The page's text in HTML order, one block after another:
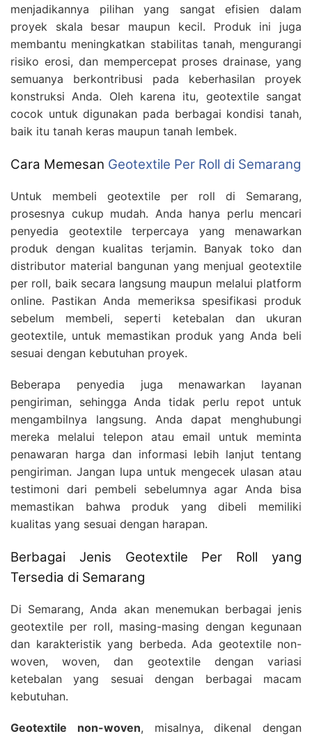
menjadikannya pilihan yang sangat efisien dalam
proyek skala besar maupun kecil. Produk ini juga
membantu meningkatkan stabilitas tanah, mengurangi
risiko erosi, dan mempercepat proses drainase, yang
semuanya berkontribusi pada keberhasilan proyek
konstruksi Anda. Oleh karena itu, geotextile sangat
cocok untuk digunakan pada berbagai kondisi tanah,
baik itu tanah keras maupun tanah lembek.
Cara Memesan Geotextile Per Roll di Semarang
Untuk membeli geotextile per roll di Semarang,
prosesnya cukup mudah. Anda hanya perlu mencari
penyedia geotextile terpercaya yang menawarkan
produk dengan kualitas terjamin. Banyak toko dan
distributor material bangunan yang menjual geotextile
per roll, baik secara langsung maupun melalui platform
online. Pastikan Anda memeriksa spesifikasi produk
sebelum membeli, seperti ketebalan dan ukuran
geotextile, untuk memastikan produk yang Anda beli
sesuai dengan kebutuhan proyek.
Beberapa penyedia juga menawarkan layanan
pengiriman, sehingga Anda tidak perlu repot untuk
mengambilnya langsung. Anda dapat menghubungi
mereka melalui telepon atau email untuk meminta
penawaran harga dan informasi lebih lanjut tentang
pengiriman. Jangan lupa untuk mengecek ulasan atau
testimoni dari pembeli sebelumnya agar Anda bisa
memastikan bahwa produk yang dibeli memiliki
kualitas yang sesuai dengan harapan.
Berbagai Jenis Geotextile Per Roll yang
Tersedia di Semarang
Di Semarang, Anda akan menemukan berbagai jenis
geotextile per roll, masing-masing dengan kegunaan
dan karakteristik yang berbeda. Ada geotextile non-
woven, woven, dan geotextile dengan variasi
ketebalan yang sesuai dengan berbagai macam
kebutuhan.
Geotextile non-woven, misalnya, dikenal dengan